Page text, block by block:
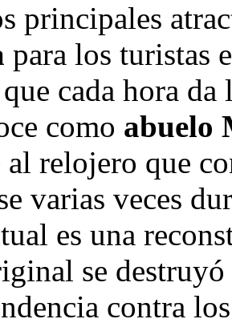
principales
para los turistas
cada hora
como abuelo
al relojero que
varias veces
es una
se
contra